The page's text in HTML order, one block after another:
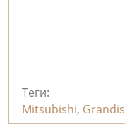
Теги:
Mitsubishi, Grandis